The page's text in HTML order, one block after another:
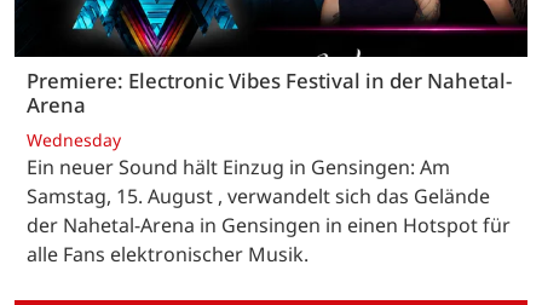
Premiere: Electronic Vibes Festival in der Nahetal-
Arena
Wednesday
Ein neuer Sound hält Einzug in Gensingen: Am
Samstag, 15. August , verwandelt sich das Gelände
der Nahetal-Arena in Gensingen in einen Hotspot für
alle Fans elektronischer Musik.